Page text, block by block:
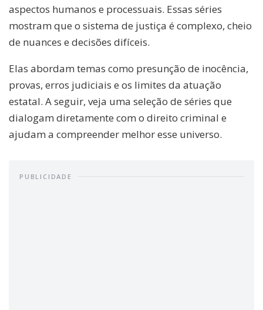
aspectos humanos e processuais. Essas séries
mostram que o sistema de justiça é complexo, cheio
de nuances e decisões difíceis.
Elas abordam temas como presunção de inocência,
provas, erros judiciais e os limites da atuação
estatal. A seguir, veja uma seleção de séries que
dialogam diretamente com o direito criminal e
ajudam a compreender melhor esse universo.
PUBLICIDADE